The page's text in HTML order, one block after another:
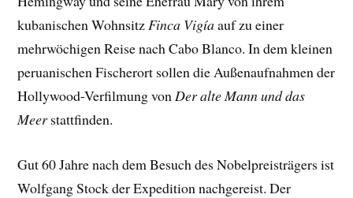
kubanischen WohnsitzFinca Vigíaauf zu einer
mehrwöchigen Reise nach Cabo Blanco. In dem kleinen
peruanischen Fischerort sollen die Außenaufnahmen der
Hollywood-Verfilmung vonDer alte Mann und das
Meerstattfinden.
Gut 60 Jahre nach dem Besuch des Nobelpreisträgers ist
Wolfgang Stock der Expedition nachgereist. Der